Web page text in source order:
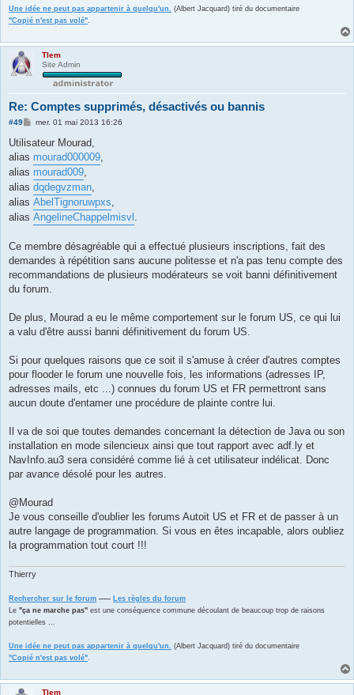
Une idée ne peut pas appartenir à quelqu'un. (Albert Jacquard) tiré du documentaire
"Copié n'est pas volé".
Tlem
Site Admin
Re: Comptes supprimés, désactivés ou bannis
#49
M
s
a
g
e
mer. 01 mai 2013 16:26
Utilisateur Mourad,
alias mourad000009
alias mourad009
alias dqdegvzman
alias AbelTignoruwpxs
alias AngelineChappelmisvl
Ce membre désagréable qui a effectué plusieurs inscriptions, fait des
demandes à répétition sans aucune politesse et n'a pas tenu compte des
recommandations de plusieurs modérateurs se voit banni définitivement
du forum.
De plus, Mourad a eu le même comportement sur le forum US, ce qui lui
a valu d'être aussi banni définitivement du forum US.
Si pour quelques raisons que ce soit il s'amuse à créer d'autres comptes
pour flooder le forum une nouvelle fois, les informations (adresses IP,
adresses mails, etc ...) connues du forum US et FR permettront sans
aucun doute d'entamer une procédure de plainte contre lui.
Il va de soi que toutes demandes concernant la détection de Java ou son
installation en mode silencieux ainsi que tout rapport avec adf.ly et
NavInfo.au3 sera considéré comme lié à cet utilisateur indélicat. Donc
par avance désolé pour les autres.
@Mourad
Je vous conseille d'oublier les forums Autoit US et FR et de passer à un
autre langage de programmation. Si vous en êtes incapable, alors oubliez
la programmation tout court !!!
Thierry
Rechercher sur le forum ----- Les règles du forum
Le "ça ne marche pas" est une conséquence commune découlant de beaucoup trop de raisons
potentielles ...
Une idée ne peut pas appartenir à quelqu'un. (Albert Jacquard) tiré du documentaire
"Copié n'est pas volé".
Tlem